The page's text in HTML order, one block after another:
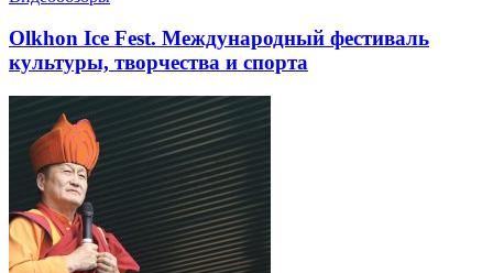
Olkhon Ice Fest. Международный фестиваль
культуры, творчества и спорта